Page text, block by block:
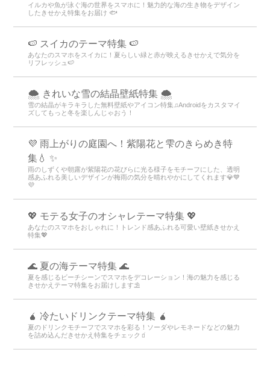
イルカや魚が泳ぐ海の世界をスマホに！魅力的な海の生き物をデザイン
したきせかえ特集をお届け 🐟
🍉 スイカのテーマ特集 🍉
あなたのスマホをスイカに！夏らしい緑と赤が映えるきせかえで気分を
リフレッシュ🍉
🌨 きれいな雪の結晶壁紙特集 🌨
雪の結晶がキラキラした無料壁紙やアイコン特集♫Androidをカスタマイ
ズしてもっと冬を楽しんじゃおう！
💜 雨上がりの庭園へ！紫陽花と雫のきらめき特
集💧 ✨
雨のしずくや朝露が紫陽花の花びらに光る様子をモチーフにした、透明
感あふれる美しいデザインが梅雨の気分を晴れやかにしてくれます💎💙
💜
💖 モテる女子のオシャレテーマ特集 💖
あなたのスマホをおしゃれに！トレンド感あふれる可愛い壁紙きせかえ
特集💖
🌊 夏の海テーマ特集 🌊
夏を感じるビーチシーンでスマホをデコレーション！海の魅力を感じる
きせかえテーマ特集をお届けします⛱️
🧉 冷たいドリンクテーマ特集 🧉
夏のドリンクモチーフでスマホを彩る！ソーダやレモネードなどの魅力
を詰め込んだきせかえ特集をチェック🧃